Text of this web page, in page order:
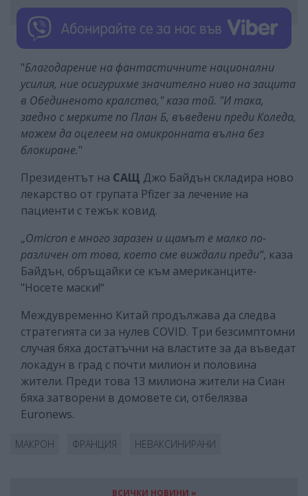
"Благодарение на фантастичните национални
усилия, ние осигурихме значително ниво на защита
в Обединеното кралство," каза той. "И така,
заедно с мерките по План Б, въведени преди Коледа,
можем да оцелеем на омикронната вълна без
блокиране."
Президентът на САЩ Джо Байдън складира ново
лекарство от групата Pfizer за лечение на
пациенти с тежък ковид.
„Omicron е много заразен и щамът е малко по-
различен от това, което сме виждали преди“, каза
Байдън, обръщайки се към американците-
"Носете маски!“
Междувременно Китай продължава да следва
стратегията си за нулев COVID. Три безсимптомни
случая бяха достатъчни на властите за да въведат
локадун в град с почти милион и половина
жители. Преди това 13 милиона жители на Сиан
бяха затворени в домовете си, отбелязва
Euronews.
МАКРОН ФРАНЦИЯ НЕВАКСИНИРАНИ
ВСИЧКИ НОВИНИ »